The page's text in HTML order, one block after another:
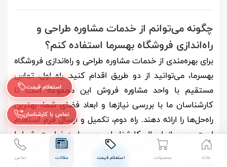
چگونه می‌توانم از خدمات مشاوره طراحی و
راه‌اندازی فروشگاه بهسرما استفاده کنم؟
برای بهره‌مندی از خدمات مشاوره طراحی و راه‌اندازی فروشگاه
بهسرما، می‌توانید از دو طریق اقدام کنید. راه اول، تماس
مستقیم با واحد مشاوره فروش این مجموعه است تا
کارشناسان ما با بررسی نیازها و ابعاد فضای شما، بهترین
راه‌حل‌ها را ارائه دهند. راه دوم، تکمیل و ارسال فرم استعلام
است. پس از ارسال کارشناسان بهسرما، درخواست شما را
بررسی و در اولین فرصت با شما تماس خواهند گرفت.
همچنین، می‌توانید با مراجعه به
صفحه محصولات ، از
تماس با کارشناسان
استعلام قیمت
خانه محصولات استعلام قیمت مقالات تماس